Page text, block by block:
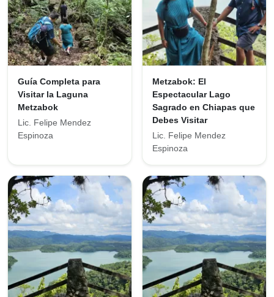
Guía Completa para
Visitar la Laguna
Metzabok
Lic. Felipe Mendez
Espinoza
Metzabok: El
Espectacular Lago
Sagrado en Chiapas que
Debes Visitar
Lic. Felipe Mendez
Espinoza